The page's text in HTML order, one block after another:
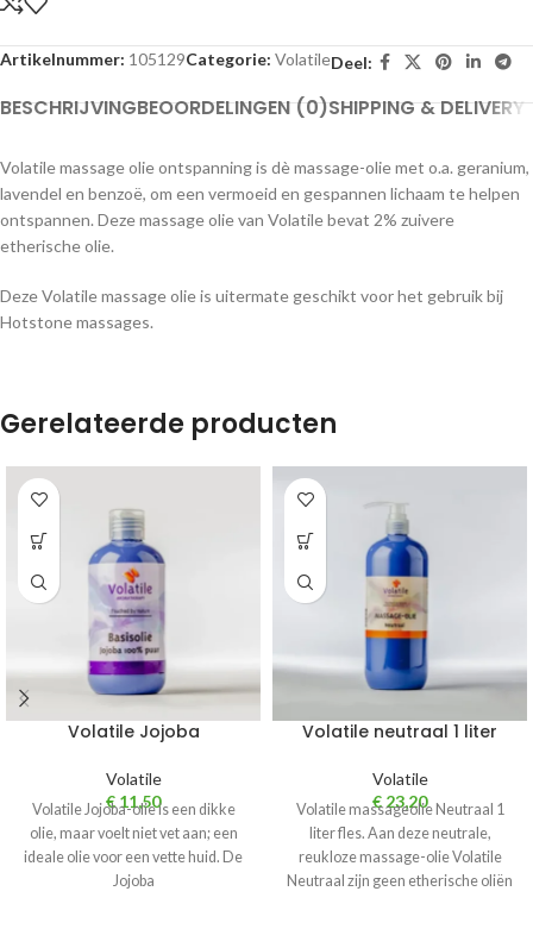
Artikelnummer: 105129Categorie: VolatileDeel:
BESCHRIJVINGBEOORDELINGEN (0)SHIPPING & DELIVERY
Volatile massage olie ontspanning is dè massage-olie met o.a. geranium,
lavendel en benzoë, om een vermoeid en gespannen lichaam te helpen
ontspannen. Deze massage olie van Volatile bevat 2% zuivere
etherische olie.
Deze Volatile massage olie is uitermate geschikt voor het gebruik bij
Hotstone massages.
Gerelateerde producten
Volatile Jojoba
Volatile
€ 11,50
Volatile Jojoba-olie is een dikke
olie, maar voelt niet vet aan; een
ideale olie voor een vette huid. De
Jojoba
Volatile neutraal 1 liter
Volatile
€ 23,20
Volatile massageolie Neutraal 1
liter fles. Aan deze neutrale,
reukloze massage-olie Volatile
Neutraal zijn geen etherische oliën